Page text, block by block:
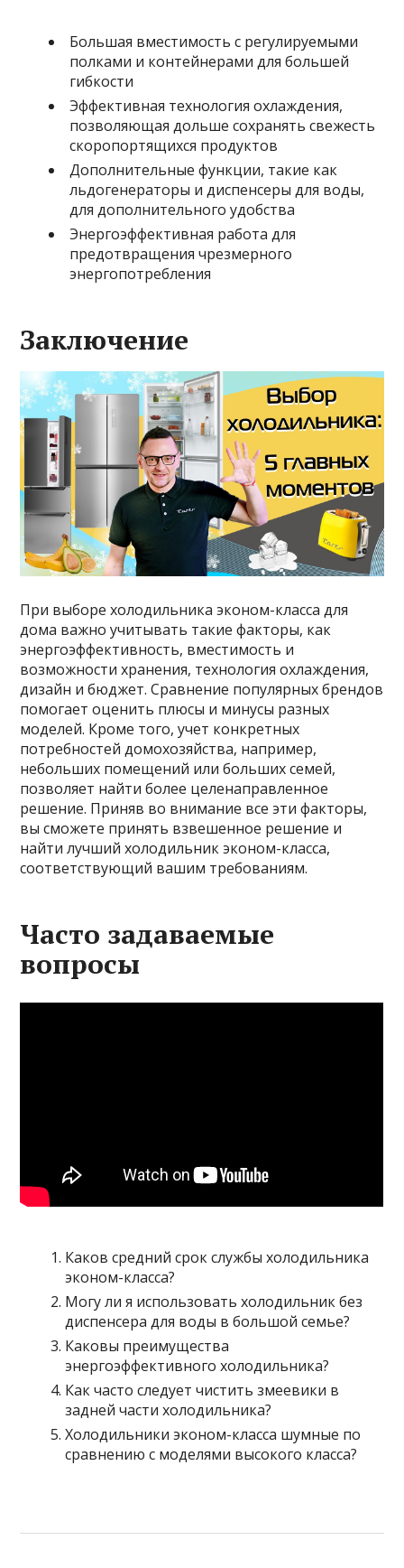
Большая вместимость с регулируемыми
полками и контейнерами для большей
гибкости
Эффективная технология охлаждения,
позволяющая дольше сохранять свежесть
скоропортящихся продуктов
Дополнительные функции, такие как
льдогенераторы и диспенсеры для воды,
для дополнительного удобства
Энергоэффективная работа для
предотвращения чрезмерного
энергопотребления
Заключение
При выборе холодильника эконом-класса для
дома важно учитывать такие факторы, как
энергоэффективность, вместимость и
возможности хранения, технология охлаждения,
дизайн и бюджет. Сравнение популярных брендов
помогает оценить плюсы и минусы разных
моделей. Кроме того, учет конкретных
потребностей домохозяйства, например,
небольших помещений или больших семей,
позволяет найти более целенаправленное
решение. Приняв во внимание все эти факторы,
вы сможете принять взвешенное решение и
найти лучший холодильник эконом-класса,
соответствующий вашим требованиям.
Часто задаваемые
вопросы
Каков средний срок службы холодильника
эконом-класса?
Могу ли я использовать холодильник без
диспенсера для воды в большой семье?
Каковы преимущества
энергоэффективного холодильника?
Как часто следует чистить змеевики в
задней части холодильника?
Холодильники эконом-класса шумные по
сравнению с моделями высокого класса?